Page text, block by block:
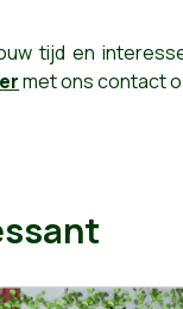
tijd en
met ons contact